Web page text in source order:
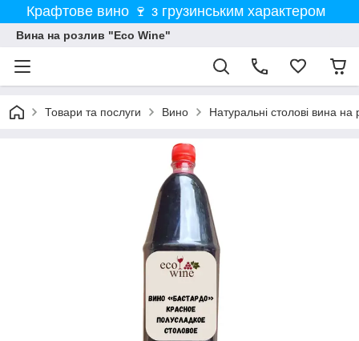
Крафтове вино 🍷 з грузинським характером
Вина на розлив "Eco Wine"
Товари та послуги Вино Натуральні столові вина на